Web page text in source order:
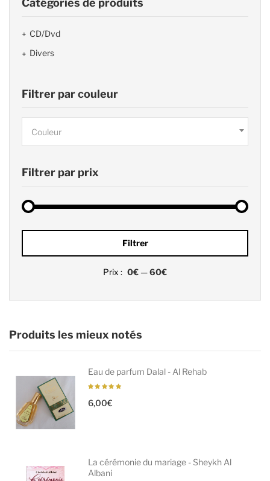
Catégories de produits
CD/Dvd
Divers
Filtrer par couleur
Couleur
Filtrer par prix
min
max
Filtrer
Prix : 0€—60€
Produits les mieux notés
Eau de parfum Dalal - Al Rehab
6,00€
La cérémonie du mariage - Sheykh Al
Albani